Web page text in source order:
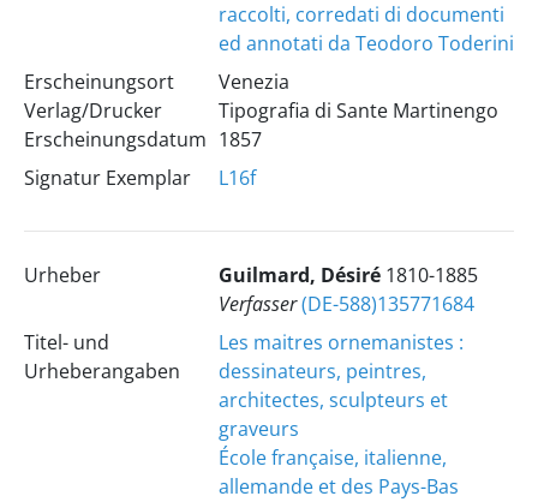
raccolti, corredati di documenti
ed annotati da Teodoro Toderini
Erscheinungsort
Verlag/Drucker
Erscheinungsdatum
Venezia
Tipografia di Sante Martinengo
1857
Signatur Exemplar
L16f
Urheber Guilmard, Désiré 1810-1885
Verfasser(DE-588)135771684
Titel- und
Urheberangaben
Les maitres ornemanistes :
dessinateurs, peintres,
architectes, sculpteurs et
graveurs
École française, italienne,
allemande et des Pays-Bas